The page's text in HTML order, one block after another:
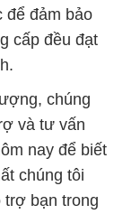
để đảm bảo
cấp đều đạt
chúng
và tư vấn
nay để biết
chúng tôi
trợ bạn trong